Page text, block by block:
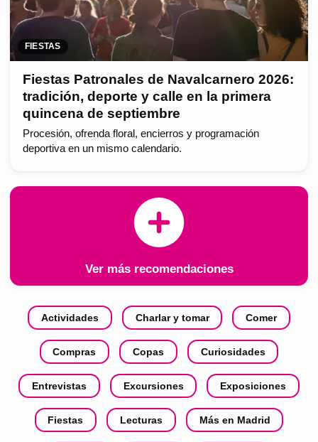
FIESTAS
Fiestas Patronales de Navalcarnero 2026:
tradición, deporte y calle en la primera
quincena de septiembre
Procesión, ofrenda floral, encierros y programación
deportiva en un mismo calendario.
Ver más recomendaciones
Actividades Charlar y tomar Comer
Compras Copas Curiosidades
Entrevistas Excursiones Exposiciones
Fiestas Lecturas Más en Madrid